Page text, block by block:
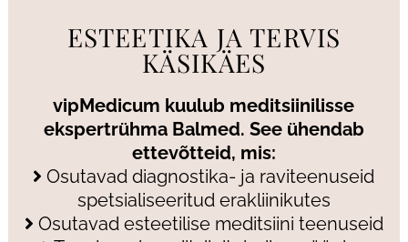
ESTEETIKA JA TERVIS
KÄSIKÄES
vipMedicum kuulub meditsiinilisse
ekspertrühma Balmed. See ühendab
ettevõtteid, mis:
Osutavad diagnostika- ja raviteenuseid
spetsialiseeritud erakliinikutes
Osutavad esteetilise meditsiini teenuseid